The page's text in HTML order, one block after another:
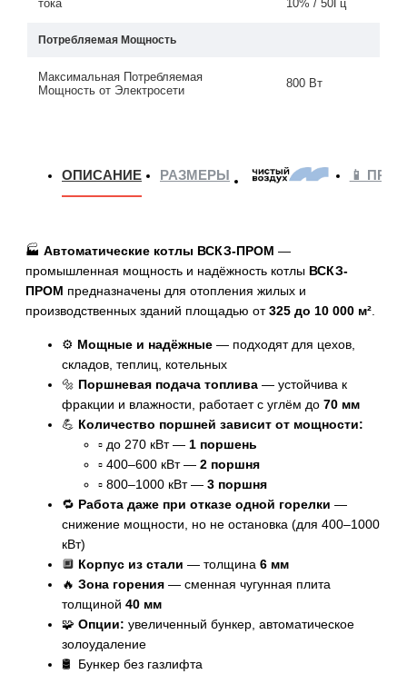
тока 10% / 50Гц
Потребляемая Мощность
Максимальная Потребляемая
Мощность от Электросети
800 Вт
ОПИСАНИЕ РАЗМЕРЫ 📱
🏭 Автоматические котлы ВСКЗ-ПРОМ —
промышленная мощность и надёжность котлы ВСКЗ-
ПРОМ предназначены для отопления жилых и
производственных зданий площадью от325 до 10 000 м²
⚙️ Мощные и надёжные — подходят для цехов,
складов, теплиц, котельных
🔩 Поршневая подача топлива — устойчива к
фракции и влажности, работает с углём до 70 мм
💪 Количество поршней зависит от мощности:
▫️ до 270 кВт — 1 поршень
▫️ 400–600 кВт — 2 поршня
▫️ 800–1000 кВт — 3 поршня
🔁 Работа даже при отказе одной горелки —
снижение мощности, но не остановка (для 400–1000
кВт)
🔲 Корпус из стали — толщина 6 мм
🔥 Зона горения — сменная чугунная плита
толщиной 40 мм
🧩 Опции: увеличенный бункер, автоматическое
золоудаление
🛢️ Бункер без газлифта